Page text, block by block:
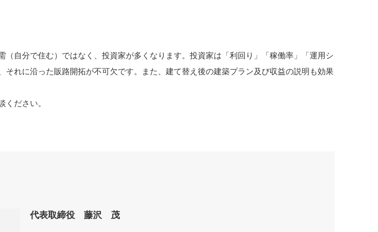
（自分で住む）ではなく、投資家が多くなります。投資家は「利回り」「稼働率」「運用シ
れに沿った販路開拓が不可欠です。また、建て替え後の建築プラン及び収益の説明も効果
ください。
代表取締役 藤沢 茂